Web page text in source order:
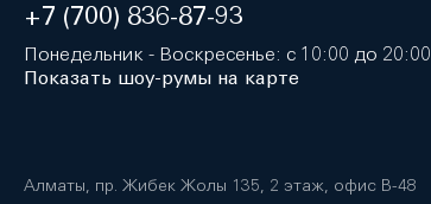
+7 (700) 836-87-93
Понедельник - Воскресенье: с 10:00 до 20:00
Показать шоу-румы на карте
Алматы, пр. Жибек Жолы 135, 2 этаж, офис B-48